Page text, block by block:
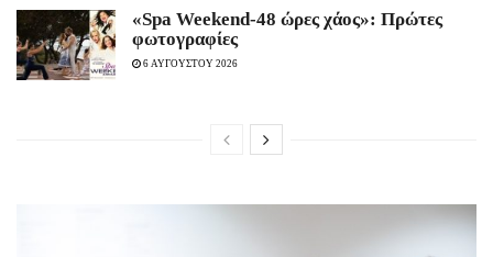
«Spa Weekend-48 ώρες χάος»: Πρώτες
φωτογραφίες
6 ΑΥΓΟΥΣΤΟΥ 2026